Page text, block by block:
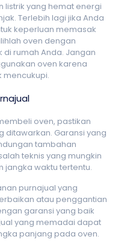
listrik yang hemat energi
Terlebih lagi jika Anda
keperluan memasak
oven dengan
di rumah Anda. Jangan
oven karena
mencukupi.
oven, pastikan
ditawarkan. Garansi yang
tambahan
teknis yang mungkin
jangka waktu tertentu.
purnajual yang
atau penggantian
garansi yang baik
yang memadai dapat
panjang pada oven.